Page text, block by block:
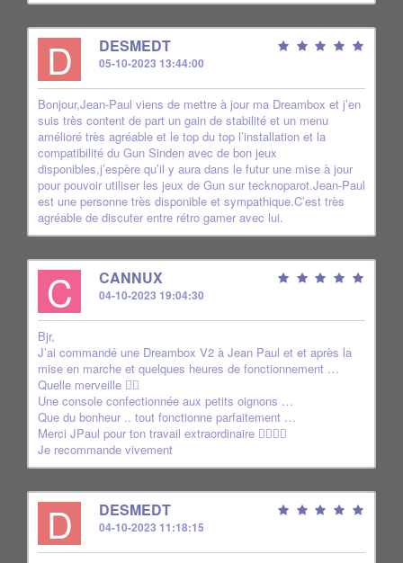
D DESMEDT
05-10-2023 13:44:00
Bonjour,Jean-Paul viens de mettre à jour ma Dreambox et j’en
suis très content de part un gain de stabilité et un menu
amélioré très agréable et le top du top l’installation et la
compatibilité du Gun Sinden avec de bon jeux
disponibles,j’espère qu’il y aura dans le futur une mise à jour
pour pouvoir utiliser les jeux de Gun sur tecknoparot.Jean-Paul
est une personne très disponible et sympathique.C’est très
agréable de discuter entre rétro gamer avec lui.
C CANNUX
04-10-2023 19:04:30
Bjr,
J’ai commandé une Dreambox V2 à Jean Paul et et après la
mise en marche et quelques heures de fonctionnement …
Quelle merveille 👍🏼
Une console confectionnée aux petits oignons …
Que du bonheur .. tout fonctionne parfaitement …
Merci JPaul pour ton travail extraordinaire 👍🏼👍🏼
Je recommande vivement
D DESMEDT
04-10-2023 11:18:15